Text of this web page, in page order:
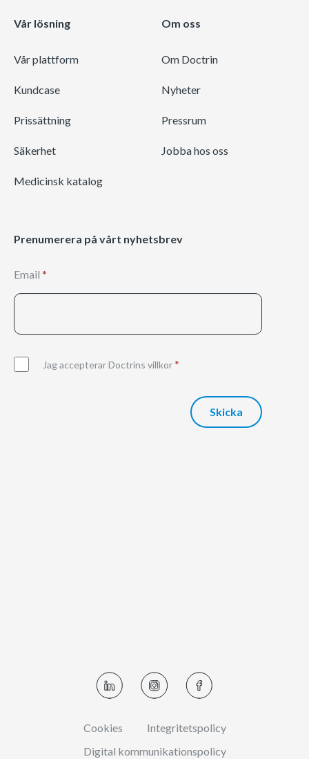
Vår lösning
Vår plattform
Kundcase
Prissättning
Säkerhet
Medicinsk katalog
Om oss
Om Doctrin
Nyheter
Pressrum
Jobba hos oss
Prenumerera på vårt nyhetsbrev
Cookies
Integritetspolicy
Digital kommunikationspolicy